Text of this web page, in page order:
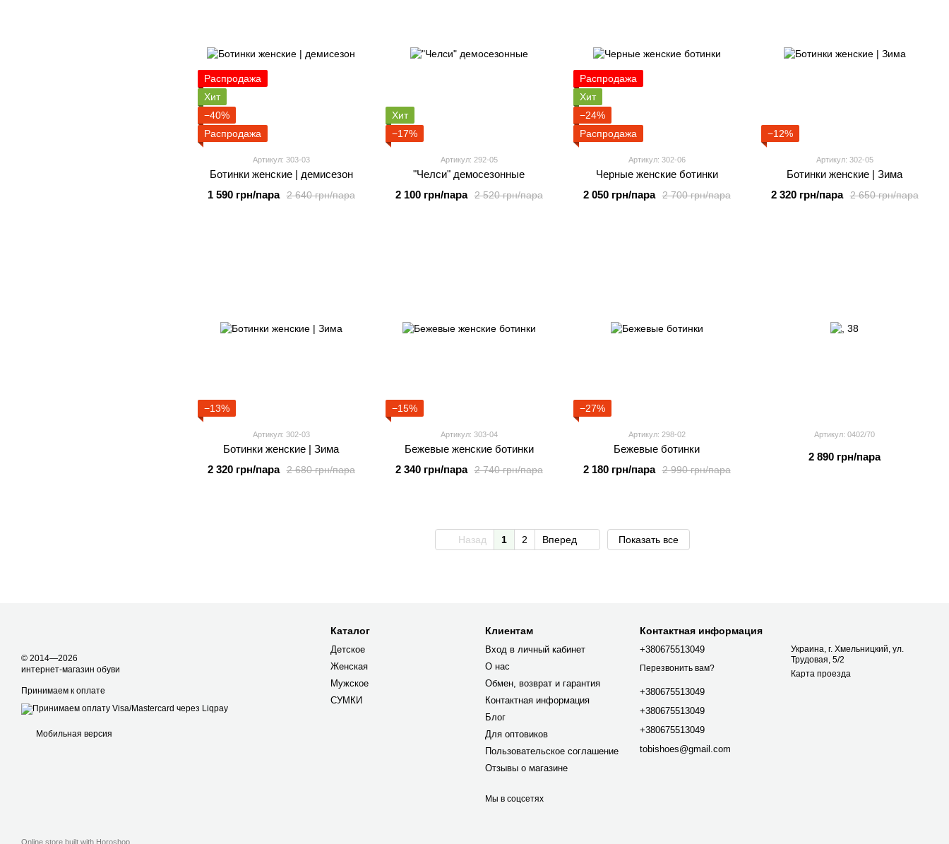
Распродажа
Хит
−40%
Распродажа
Артикул: 303-03
Ботинки женские | демисезон
2 640 грн/пара
1 590 грн/пара
Хит
−17%
Артикул: 292-05
"Челси" демосезонные
2 520 грн/пара
2 100 грн/пара
Распродажа
Хит
−24%
Распродажа
Артикул: 302-06
Черные женские ботинки
2 700 грн/пара
2 050 грн/пара
−12%
Артикул: 302-05
Ботинки женские | Зима
2 650 грн/пара
2 320 грн/пара
−13%
Артикул: 302-03
Ботинки женские | Зима
2 680 грн/пара
2 320 грн/пара
−15%
Артикул: 303-04
Бежевые женские ботинки
2 740 грн/пара
2 340 грн/пара
−27%
Артикул: 298-02
Бежевые ботинки
2 990 грн/пара
2 180 грн/пара
Артикул: 0402/70
2 890 грн/пара
Назад 1 2 Вперед Показать все
© 2014—2026
интернет-магазин обуви
Принимаем к оплате
Мобильная версия
Online store built with Horoshop
Каталог
Детское
Женская
Мужское
СУМКИ
Клиентам
Вход в личный кабинет
О нас
Обмен, возврат и гарантия
Контактная информация
Блог
Для оптовиков
Пользовательское соглашение
Отзывы о магазине
Мы в соцсетях
Контактная информация
+380675513049
Перезвонить вам?
+380675513049
+380675513049
+380675513049
tobishoes@gmail.com
Украина, г. Хмельницкий, ул.
Трудовая, 5/2
Карта проезда